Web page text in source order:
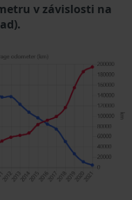
v závislosti na